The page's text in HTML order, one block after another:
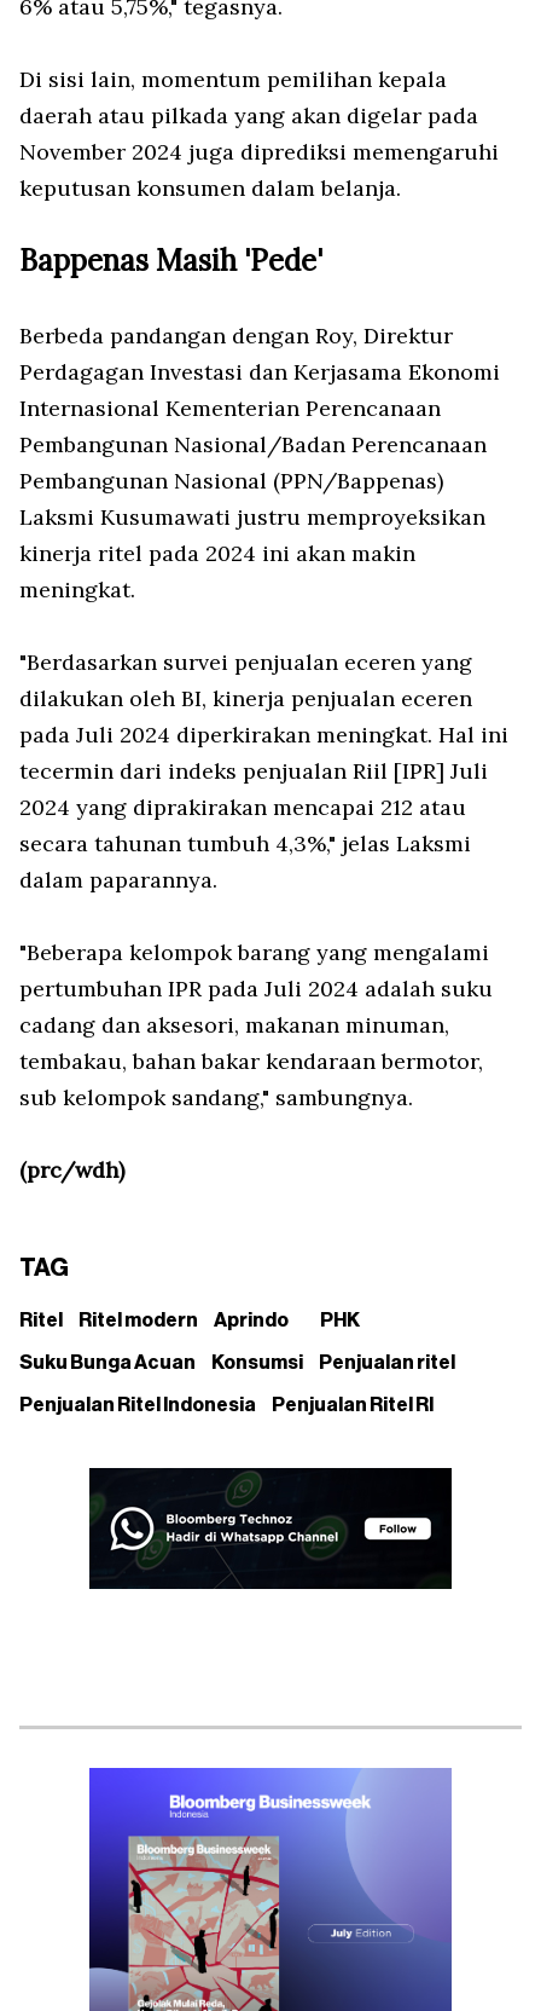
6% atau 5,75%," tegasnya.
Di sisi lain, momentum pemilihan kepala
daerah atau pilkada yang akan digelar pada
November 2024 juga diprediksi memengaruhi
keputusan konsumen dalam belanja.
Bappenas Masih 'Pede'
Berbeda pandangan dengan Roy, Direktur
Perdagagan Investasi dan Kerjasama Ekonomi
Internasional Kementerian Perencanaan
Pembangunan Nasional/Badan Perencanaan
Pembangunan Nasional (PPN/Bappenas)
Laksmi Kusumawati justru memproyeksikan
kinerja ritel pada 2024 ini akan makin
meningkat.
"Berdasarkan survei penjualan eceren yang
dilakukan oleh BI, kinerja penjualan eceren
pada Juli 2024 diperkirakan meningkat. Hal ini
tecermin dari indeks penjualan Riil [IPR] Juli
2024 yang diprakirakan mencapai 212 atau
secara tahunan tumbuh 4,3%," jelas Laksmi
dalam paparannya.
"Beberapa kelompok barang yang mengalami
pertumbuhan IPR pada Juli 2024 adalah suku
cadang dan aksesori, makanan minuman,
tembakau, bahan bakar kendaraan bermotor,
sub kelompok sandang," sambungnya.
(prc/wdh)
TAG
Ritel Ritel modern Aprindo PHK
Suku Bunga Acuan Konsumsi Penjualan ritel
Penjualan Ritel Indonesia Penjualan Ritel RI